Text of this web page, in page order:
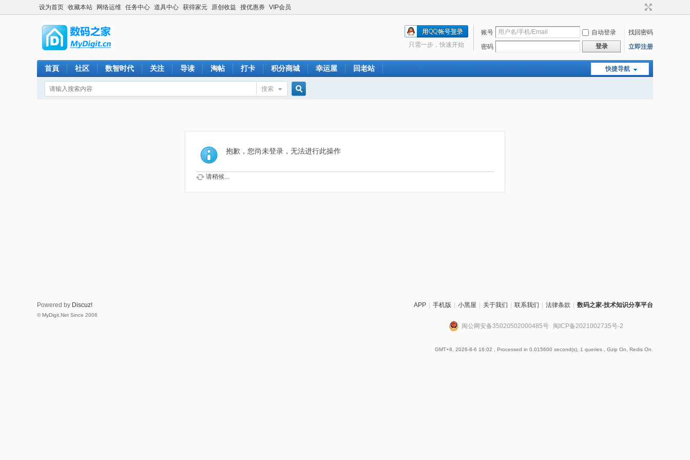
设为首页 收藏本站 网络运维 任务中心 道具中心 获得家元 原创收益 搜优惠券 VIP会员
账号 自动登录
找回密码
密码
登录 立即注册
只需一步，快速开始
快捷导航
首頁 社区 数智时代 关注 导读 淘帖 打卡 积分商城 幸运屋 回老站
搜索
索
抱歉，您尚未登录，无法进行此操作
请稍候...
APP 手机版 小黑屋 关于我们 联系我们 法律条款 数码之家-技术知识分享平台
闽公网安备35020502000485号 闽ICP备2021002735号-2
GMT+8, 2026-8-6 16:02 , Processed in 0.015600 second(s), 1 queries , Gzip On, Redis On.
Powered by Discuz!
© MyDigit.Net Since 2006